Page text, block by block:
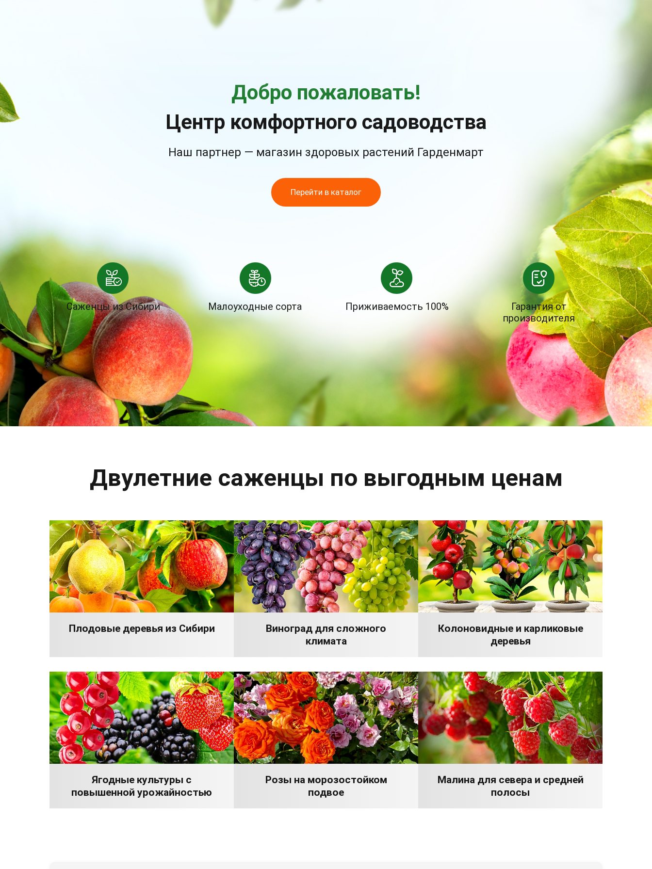
Добро пожаловать!
Центр комфортного садоводства
Наш партнер — магазин здоровых растений Гарденмарт
Перейти в каталог
Саженцы из Сибири Малоуходные сорта Приживаемость 100%
Гарантия от
производителя
Двулетние саженцы по выгодным ценам
Плодовые деревья из Сибири
Виноград для сложного
климата
Колоновидные и карликовые
деревья
Ягодные культуры с
повышенной урожайностью
Розы на морозостойком
подвое
Малина для севера и средней
полосы